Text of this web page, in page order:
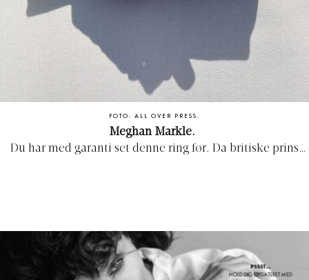
FOTO: ALL OVER PRESS.
Meghan Markle.
Du har med garanti set denne ring før. Da britiske prins
deres første fælles ferie og blev forelskede. Tal om en
prince charming!